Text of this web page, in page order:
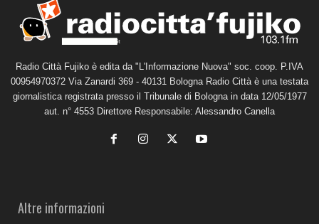
Radio Città Fujiko è edita da "L'Informazione Nuova" soc. coop. P.IVA
00954970372 Via Zanardi 369 - 40131 Bologna Radio Città è una testata
giornalistica registrata presso il Tribunale di Bologna in data 12/05/1977
aut. n° 4553 Direttore Responsabile: Alessandro Canella
Altre informazioni